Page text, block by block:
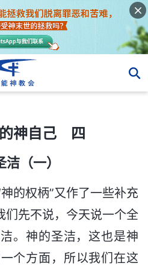
神自己 四
（一）
神的权柄”又作了一些补充
们先不说，今天说一个全
。神的圣洁，这也是神
个方面，所以我们在这